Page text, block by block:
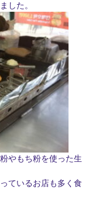
した。
やもち粉を使った生
ているお店も多く食